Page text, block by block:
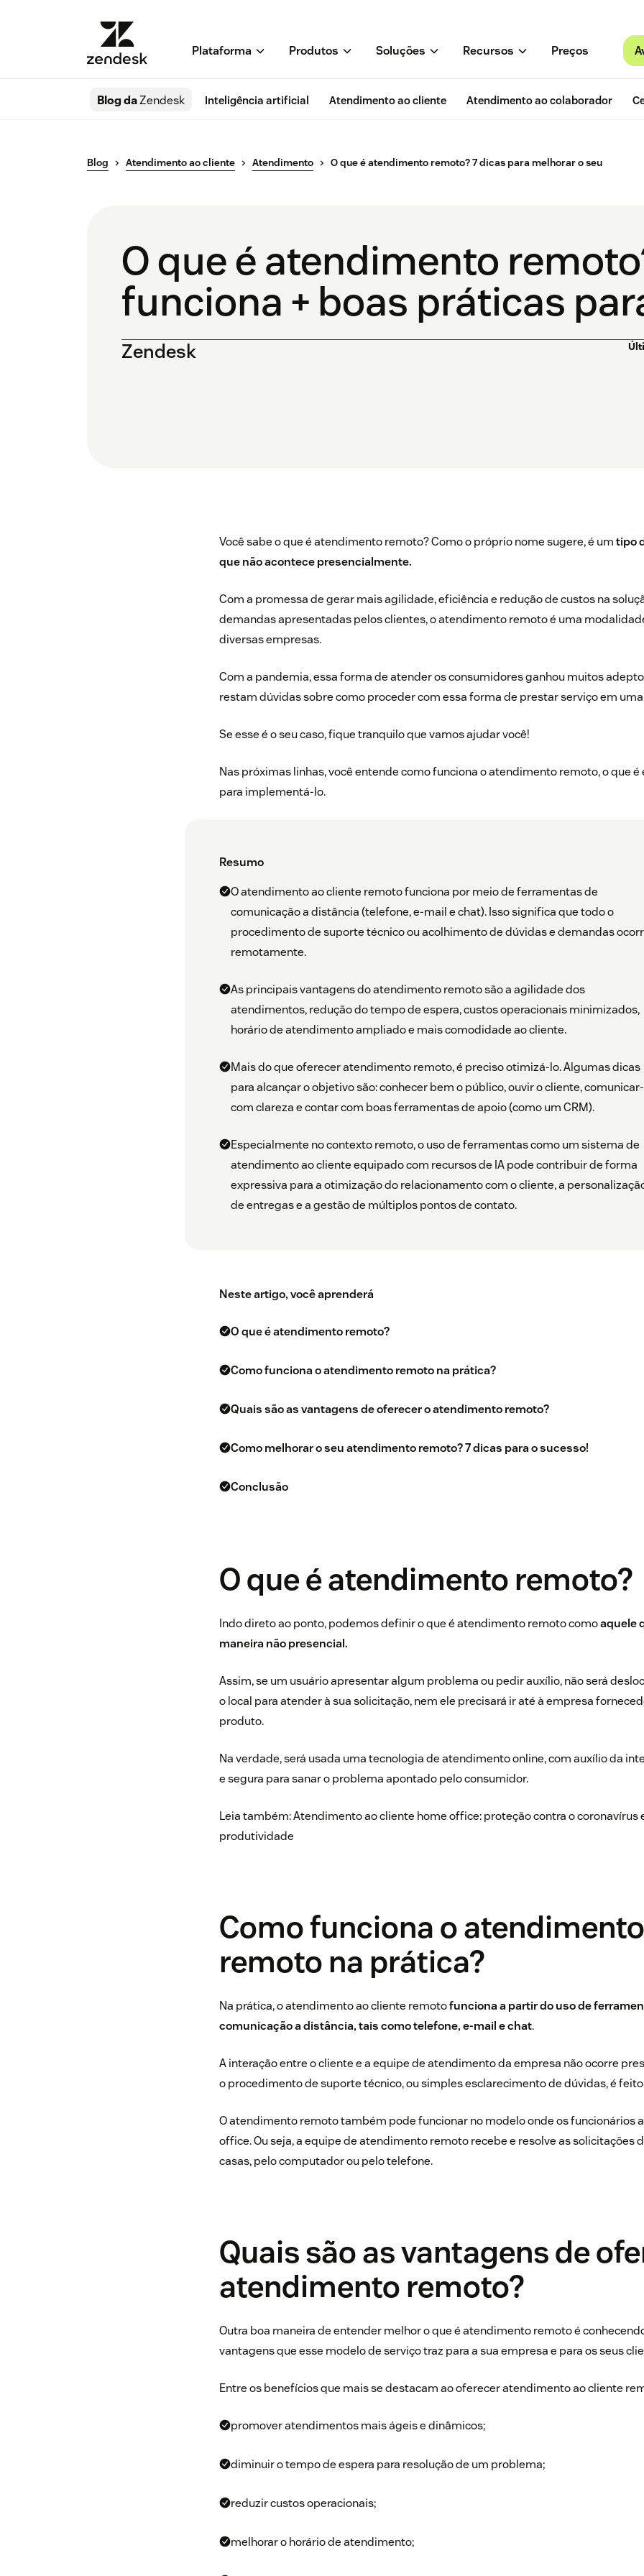
Plataforma Produtos Soluções Recursos Preços
Blog daZendesk Inteligência artificial Atendimento ao cliente Atendimento ao colaborador
Blog Atendimento ao cliente Atendimento O que é atendimento remoto? 7 dicas para melhorar o seu
O que é atendimento
funciona + boas práticas
Zendesk
Você sabe o que é atendimento remoto? Como o próprio nome sugere, é umtipo
que não acontece presencialmente.
Com a promessa de gerar mais agilidade, eficiência e redução de custos na
demandas apresentadas pelos clientes, o atendimento remoto é uma
diversas empresas.
Com a pandemia, essa forma de atender os consumidores ganhou muitos
restam dúvidas sobre como proceder com essa forma de prestar serviço em
Se esse é o seu caso, fique tranquilo que vamos ajudar você!
Nas próximas linhas, você entende como funciona o atendimento remoto, o que
para implementá-lo.
Resumo
O atendimento ao cliente remoto funciona por meio de ferramentas de
comunicação a distância (telefone, e-mail e chat). Isso significa que todo o
procedimento de suporte técnico ou acolhimento de dúvidas e demandas
remotamente.
As principais vantagens do atendimento remoto são a agilidade dos
atendimentos, redução do tempo de espera, custos operacionais minimizados,
horário de atendimento ampliado e mais comodidade ao cliente.
Mais do que oferecer atendimento remoto, é preciso otimizá-lo. Algumas dicas
para alcançar o objetivo são: conhecer bem o público, ouvir o cliente,
com clareza e contar com boas ferramentas de apoio (como um CRM).
Especialmente no contexto remoto, o uso de ferramentas como um sistema de
atendimento ao cliente equipado com recursos de IA pode contribuir de forma
expressiva para a otimização do relacionamento com o cliente, a
de entregas e a gestão de múltiplos pontos de contato.
Neste artigo, você aprenderá
O que é atendimento remoto?
Como funciona o atendimento remoto na prática?
Quais são as vantagens de oferecer o atendimento remoto?
Como melhorar o seu atendimento remoto? 7 dicas para o sucesso!
Conclusão
O que é atendimento remoto?
Indo direto ao ponto, podemos definir o que é atendimento remoto comoaquele
maneira não presencial.
Assim, se um usuário apresentar algum problema ou pedir auxílio, não será
o local para atender à sua solicitação, nem ele precisará ir até à empresa
produto.
Na verdade, será usada uma tecnologia de atendimento online, com auxílio da
e segura para sanar o problema apontado pelo consumidor.
Leia também:Atendimento ao cliente home office: proteção contra o coronavírus
produtividade
Como funciona o atendimento
remoto na prática?
Na prática, o atendimento ao cliente remotofunciona a partir do uso de
comunicação a distância, tais como telefone, e-mail e chat.
A interação entre o cliente e a equipe de atendimento da empresa não ocorre
o procedimento de suporte técnico, ou simples esclarecimento de dúvidas, é
O atendimento remoto também pode funcionar no modelo onde os funcionários
office. Ou seja, a equipe de atendimento remoto recebe e resolve as solicitações
casas, pelo computador ou pelo telefone.
Quais são as vantagens de
atendimento remoto?
Outra boa maneira de entender melhor o que é atendimento remoto é
vantagens que esse modelo de serviço traz para a sua empresa e para os seus
Entre os benefícios que mais se destacam ao oferecer atendimento ao cliente
promover atendimentos mais ágeis e dinâmicos;
diminuir o tempo de espera para resolução de um problema;
reduzir custos operacionais;
melhorar o horário de atendimento;